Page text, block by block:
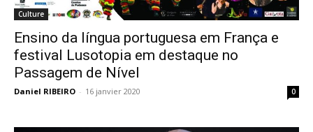
Culture
Ensino da língua portuguesa em França e
festival Lusotopia em destaque no
Passagem de Nível
Daniel RIBEIRO - 16 janvier 2020 0